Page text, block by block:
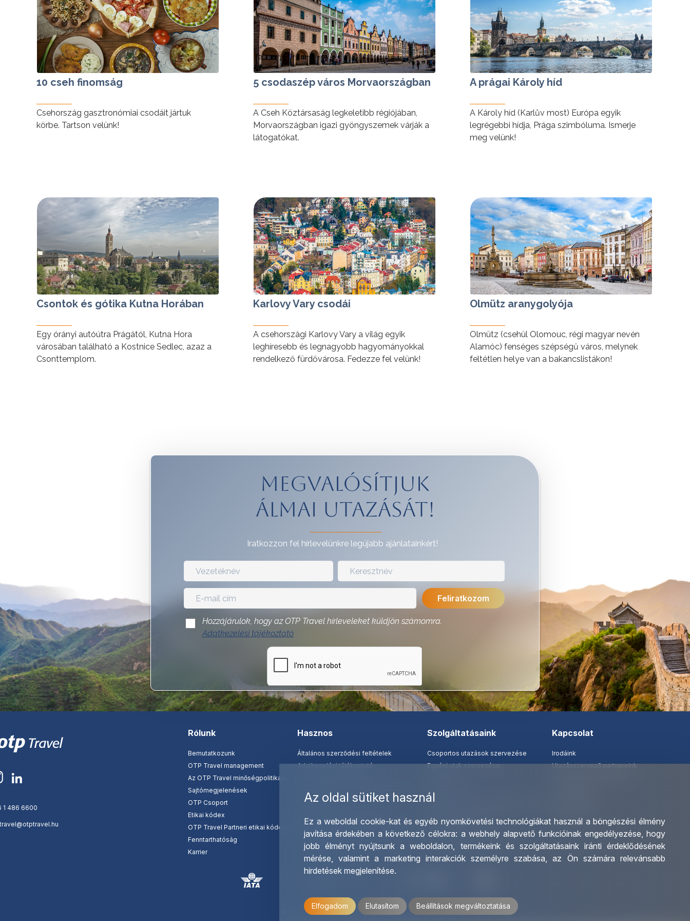
Az oldal sütiket használ
Ez a weboldal cookie-kat és egyéb nyomkövetési technológiákat használ a böngészési élmény
javítása érdekében a következő célokra: a webhely alapvető funkcióinak engedélyezése,hogy
jobb élményt nyújtsunk a weboldalon, termékeink és szolgáltatásaink iránti érdeklődésének
mérése, valamint a marketing interakciók személyre szabása,az Ön számára relevánsabb
hirdetések megjelenítése.
Elfogadom Elutasítom Beállítások megváltoztatása
10 cseh finomság
Csehország gasztronómiai csodáit jártuk
körbe. Tartson velünk!
5 csodaszép város Morvaországban
A Cseh Köztársaság legkeletibb régiójában,
Morvaországban igazi gyöngyszemek várják a
látogatókat.
A prágai Károly híd
A Károly híd (Karlův most) Európa egyik
legrégebbi hídja, Prága szimbóluma. Ismerje
meg velünk!
Csontok és gótika Kutna Horában
Egy órányi autóútra Prágától, Kutna Hora
városában található a Kostnice Sedlec, azaz a
Csonttemplom.
Karlovy Vary csodái
A csehországi Karlovy Vary a világ egyik
leghíresebb és legnagyobb hagyományokkal
rendelkező fürdővárosa. Fedezze fel velünk!
Olmütz aranygolyója
Olmütz (csehül Olomouc, régi magyar nevén
Alamóc) fenséges szépségű város, melynek
feltétlen helye van a bakancslistákon!
Megvalósítjuk
álmai utazását!
Iratkozzon fel hírlevelünkre legújabb ajánlatainkért!
Hozzájárulok, hogy az OTP Travel hírleveleket küldjön számomra.
Adatkezelési tájékoztató
1 486 6600
Rólunk
Bemutatkozunk
OTP Travel management
Az OTP Travel minőségpolitikája
Sajtómegjelenések
OTP Csoport
Etikai kódex
OTP Travel Partneri etikai kódexe
Fenntarthatóság
Karrier
Hasznos
Általános szerződési feltételek
Adatkezelési tájékoztató
Biztosítások
Jognyilatkozat
Szolgáltatásaink
Csoportos utazások szervezése
Egyéni utak szervezése
Nemzetközi tanár és diákigazolványok
Ajándékutalvány
OTP Travel kedvezmények
Kapcsolat
Irodáink
Utazásszervező partnereink
© 2026 OTP Travel Minden jog fenntartva